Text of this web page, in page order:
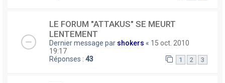
LE FORUM "ATTAKUS" SE MEURT
LENTEMENT
Dernier message par shokers « 15 oct. 2010
19:17
Réponses : 43 1 2 3